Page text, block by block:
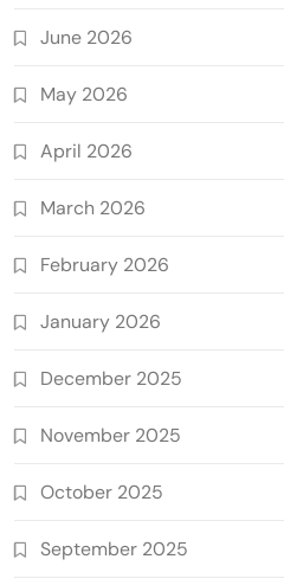
June 2026
May 2026
April 2026
March 2026
February 2026
January 2026
December 2025
November 2025
October 2025
September 2025